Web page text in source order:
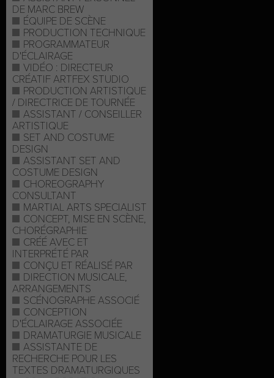
DE MARC BREW
ÉQUIPE DE SCÈNE
PRODUCTION TECHNIQUE
PROGRAMMATEUR
D'ÉCLAIRAGE
VIDÉO : DIRECTEUR
CRÉATIF ARTFEX STUDIO
PRODUCTION ARTISTIQUE
/ DIRECTRICE DE TOURNÉE
ASSISTANT / CONSEILLER
ARTISTIQUE
SET AND COSTUME
DESIGN
ASSISTANT SET AND
COSTUME DESIGN
CHOREOGRAPHY
CONSULTANT
MARTIAL ARTS SPECIALIST
CONCEPT, MISE EN SCÈNE,
CHORÉGRAPHIE
CRÉÉ AVEC ET
INTERPRÉTÉ PAR
CONÇU ET RÉALISÉ PAR
DIRECTION MUSICALE,
ARRANGEMENTS
SCÉNOGRAPHE ASSOCIÉ
CONCEPTION
D'ÉCLAIRAGE ASSOCIÉE
DRAMATURGIE MUSICALE
ASSISTANTE DE
RECHERCHE POUR LES
TEXTES DRAMATURGIQUES